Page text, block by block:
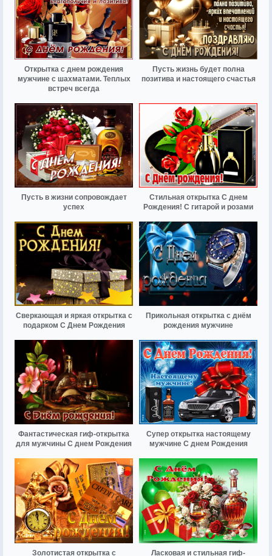
Открытка с днем рождения
мужчине с шахматами. Теплых
встреч всегда
Пусть жизнь будет полна
позитива и настоящего счастья
Пусть в жизни сопровождает
успех
Стильная открытка С днем
Рождения! С гитарой и розами
Сверкающая и яркая открытка с
подарком С Днем Рождения
Прикольная открытка с днём
рождения мужчине
Фантастическая гиф-открытка
для мужчины С днем Рождения
Супер открытка настоящему
мужчине С днем Рождения
Золотистая открытка с Ласковая и стильная гиф-